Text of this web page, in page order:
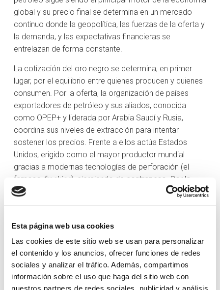
Esta página web usa cookies
Las cookies de este sitio web se usan para personalizar
el contenido y los anuncios, ofrecer funciones de redes
sociales y analizar el tráfico. Además, compartimos
información sobre el uso que haga del sitio web con
global y su precio final se determina en un mercado
continuo donde la geopolítica, las fuerzas de la oferta y
la demanda, y las expectativas financieras se
entrelazan de forma constante.
La cotización del oro negro se determina, en primer
lugar, por el equilibrio entre quienes producen y quienes
consumen. Por la oferta, la organización de países
exportadores de petróleo y sus aliados, conocida
como OPEP+ y liderada por Arabia Saudí y Rusia,
coordina sus niveles de extracción para intentar
sostener los precios. Frente a ellos actúa Estados
Unidos, erigido como el mayor productor mundial
gracias a modernas tecnologías de perforación (el
famoso fracking), ejerciendo de contrapeso. Por la
demanda, el apetito masivo de potencias industriales
como China e India marca el ritmo del mercado.
A nivel internacional, solemos escuchar dos grandes
WTI, en Estados Unidos. Aunque se mueven en paralelo,
sus ligeras diferencias reflejan costes logísticos (el
Brent se transporta por barco) y calidades distintas (el
WTI es más ligero y contiene menos azufre). No